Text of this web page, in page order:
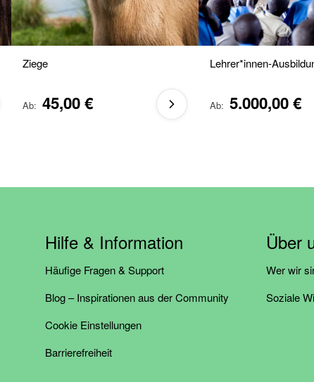
Ziege
Ab 45,00 €
Lehrer*innen-
Ab 5.000,00 €
Hilfe & Information
Häufige Fragen & Support
Blog – Inspirationen aus der Community
Cookie Einstellungen
Barrierefreiheit
Über
Wer wir
Soziale